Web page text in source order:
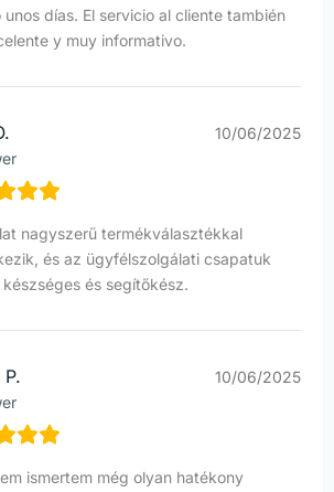
unos días. El servicio al cliente también
y muy informativo.
10/06/2025
nagyszerű termékválasztékkal
és az ügyfélszolgálati csapatuk
és segítőkész.
10/06/2025
ismertem még olyan hatékony